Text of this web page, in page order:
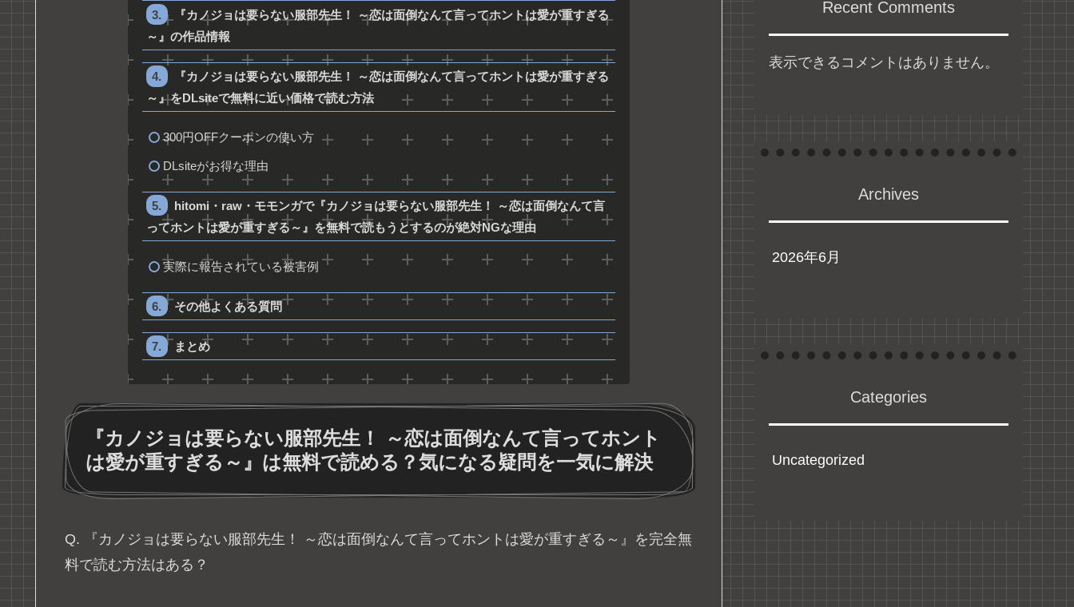
『カノジョは要らない服部先生！ ～恋は面倒なんて言ってホントは愛が重すぎる
～』の作品情報
『カノジョは要らない服部先生！ ～恋は面倒なんて言ってホントは愛が重すぎる
～』をDLsiteで無料に近い価格で読む方法
300円OFFクーポンの使い方
DLsiteがお得な理由
hitomi・raw・モモンガで『カノジョは要らない服部先生！ ～恋は面倒なんて言
ってホントは愛が重すぎる～』を無料で読もうとするのが絶対NGな理由
実際に報告されている被害例
その他よくある質問
まとめ
『カノジョは要らない服部先生！ ～恋は面倒なんて言ってホント
は愛が重すぎる～』は無料で読める？気になる疑問を一気に解決
Q. 『カノジョは要らない服部先生！ ～恋は面倒なんて言ってホントは愛が重すぎる～』を完全無
料で読む方法はある？
Recent Comments
表示できるコメントはありません。
Archives
2026年6月
Categories
Uncategorized